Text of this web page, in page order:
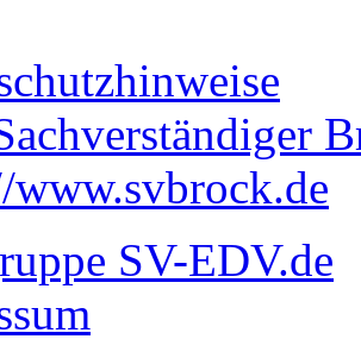
www.svbrock.de
SV-EDV.de